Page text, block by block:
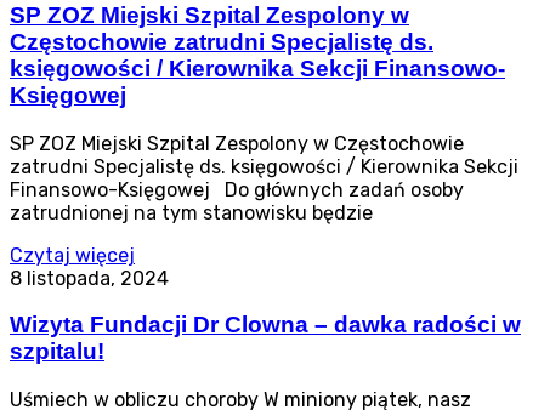
SP ZOZ Miejski Szpital Zespolony w
Częstochowie zatrudni Specjalistę ds.
księgowości / Kierownika Sekcji Finansowo-
Księgowej
SP ZOZ Miejski Szpital Zespolony w Częstochowie
zatrudni Specjalistę ds. księgowości / Kierownika Sekcji
Finansowo-Księgowej Do głównych zadań osoby
zatrudnionej na tym stanowisku będzie
Czytaj więcej
8 listopada, 2024
Wizyta Fundacji Dr Clowna – dawka radości w
szpitalu!
Uśmiech w obliczu choroby W miniony piątek, nasz